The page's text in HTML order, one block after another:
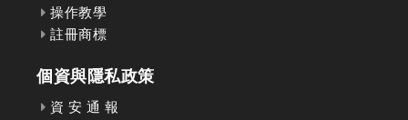
操作教學
註冊商標
個資與隱私政策
資 安 通 報